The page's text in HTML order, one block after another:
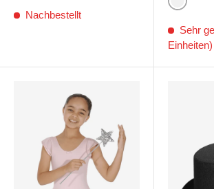
Nachbestellt
Rot
Sehr
Einheiten)